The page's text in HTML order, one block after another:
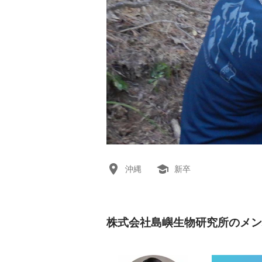
沖縄 新卒
株式会社島嶼生物研究所のメ